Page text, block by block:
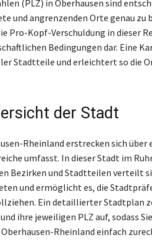
(PLZ) in Oberhausen sind
und angrenzenden Orte genau zu
Kopf-Verschuldung in dieser
Bedingungen dar. Eine
Stadtteile und erleichtert so die
der Stadt
Rheinland erstrecken sich über
umfasst. In dieser Stadt im
Bezirken und Stadtteilen verteilt
und ermöglicht es, die
Ein detaillierter Stadtplan
ihre jeweiligen PLZ auf, sodass
Rheinland einfach